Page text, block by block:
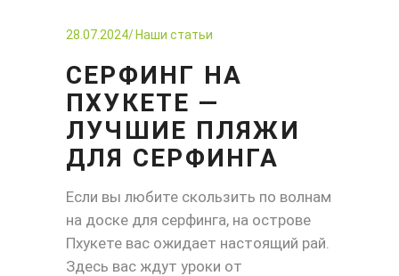
28.07.2024 Наши статьи
СЕРФИНГ НА
ПХУКЕТЕ —
ЛУЧШИЕ ПЛЯЖИ
ДЛЯ СЕРФИНГА
Если вы любите скользить по волнам
на доске для серфинга, на острове
Пхукете вас ожидает настоящий рай.
Здесь вас ждут уроки от